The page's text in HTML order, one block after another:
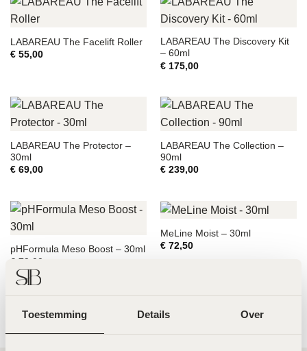
Toestemming Details Over
LABAREAU The Facelift Roller
€55,00
LABAREAU The Discovery Kit
– 60ml
€175,00
LABAREAU The Protector –
30ml
€69,00
LABAREAU The Collection –
90ml
€239,00
pHFormula Meso Boost – 30ml
€ 79,00
MeLine Moist – 30ml
€72,50